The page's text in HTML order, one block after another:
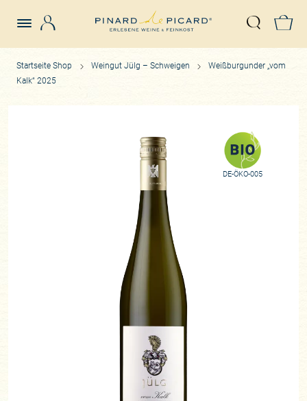
Suche
Startseite Shop Weingut Jülg – Schweigen
Weißburgunder „vom
Kalk“ 2025
DE-ÖKO-005